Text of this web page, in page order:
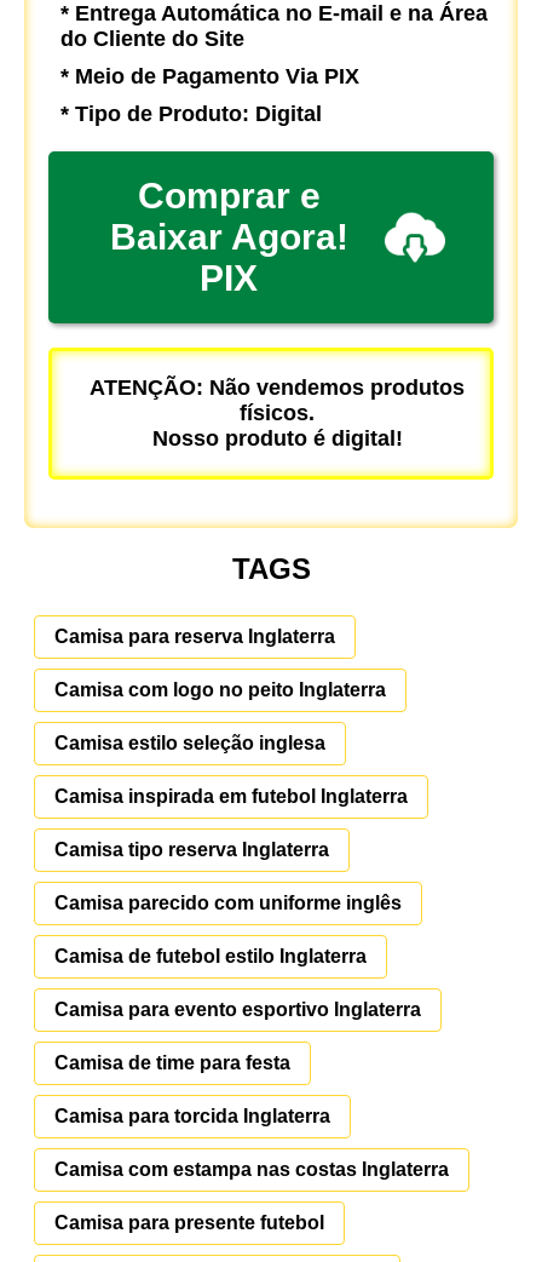
* Entrega Automática no E-mail e na Área
do Cliente do Site
* Meio de Pagamento Via PIX
* Tipo de Produto: Digital
Comprar e
Baixar Agora!
PIX
ATENÇÃO: Não vendemos produtos
físicos.
Nosso produto é digital!
TAGS
Camisa para reserva Inglaterra
Camisa com logo no peito Inglaterra
Camisa estilo seleção inglesa
Camisa inspirada em futebol Inglaterra
Camisa tipo reserva Inglaterra
Camisa parecido com uniforme inglês
Camisa de futebol estilo Inglaterra
Camisa para evento esportivo Inglaterra
Camisa de time para festa
Camisa para torcida Inglaterra
Camisa com estampa nas costas Inglaterra
Camisa para presente futebol